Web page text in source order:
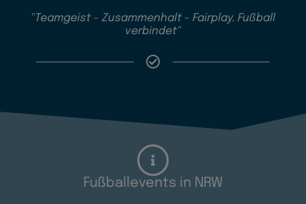
"Teamgeist - Zusammenhalt - Fairplay. Fußball
verbindet"
Fußballevents in NRW